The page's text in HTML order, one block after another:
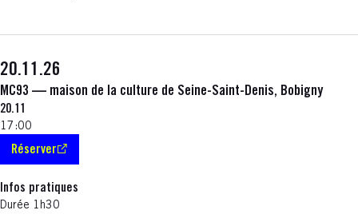
20.11.26
MC93 — maison de la culture de Seine-Saint-Denis, Bobigny
20.11
17:00
Réserver
S'ouvre dans une nouvelle fenêtre
Infos pratiques
Durée 1h30